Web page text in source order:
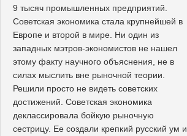
9 тысяч промышленных предприятий.
Советская экономика стала крупнейшей в
Европе и второй в мире. Ни один из
западных мэтров-экономистов не нашел
этому факту научного объяснения, не в
силах мыслить вне рыночной теории.
Решили просто не видеть советских
достижений. Советская экономика
деклассировала бойкую рыночную
сестрицу. Ее создали крепкий русский ум и